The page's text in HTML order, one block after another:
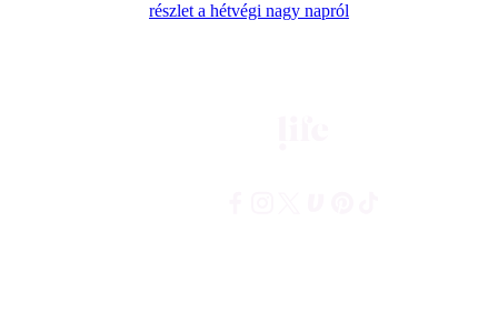
részlet a hétvégi nagy napról